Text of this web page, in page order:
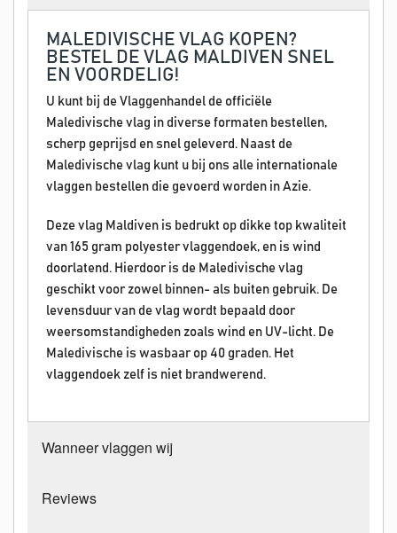
MALEDIVISCHE VLAG KOPEN?
BESTEL DE VLAG MALDIVEN SNEL
EN VOORDELIG!
U kunt bij de Vlaggenhandel de officiële
Maledivische vlag in diverse formaten bestellen,
scherp geprijsd en snel geleverd. Naast de
Maledivische vlag kunt u bij ons alle internationale
vlaggen bestellen die gevoerd worden in Azie.
Deze vlag Maldiven is bedrukt op dikke top kwaliteit
van 165 gram polyester vlaggendoek, en is wind
doorlatend. Hierdoor is de Maledivische vlag
geschikt voor zowel binnen- als buiten gebruik. De
levensduur van de vlag wordt bepaald door
weersomstandigheden zoals wind en UV-licht. De
Maledivische is wasbaar op 40 graden. Het
vlaggendoek zelf is niet brandwerend.
Wanneer vlaggen wij
Reviews